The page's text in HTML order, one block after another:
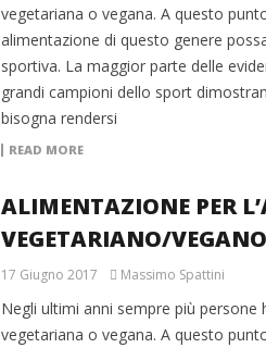
vegetariana o vegana. A questo
alimentazione di questo genere
sportiva. La maggior parte delle
grandi campioni dello sport
bisogna rendersi
READ MORE
ALIMENTAZIONE PER
VEGETARIANO/VEGANO
17 Giugno 2017 Massimo Spattini
Negli ultimi anni sempre più persone
vegetariana o vegana. A questo